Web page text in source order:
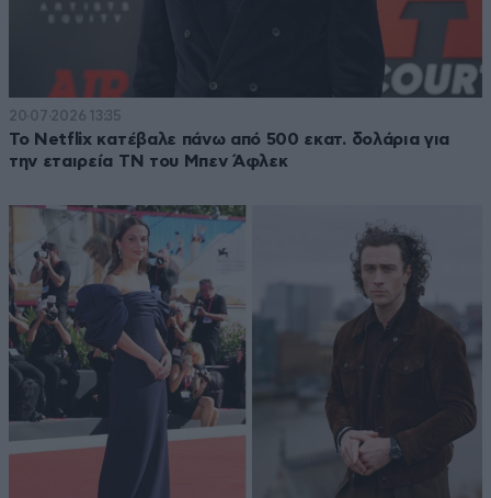
20·07·2026 13:35
Το Netflix κατέβαλε πάνω από 500 εκατ. δολάρια για
την εταιρεία ΤΝ του Μπεν Άφλεκ